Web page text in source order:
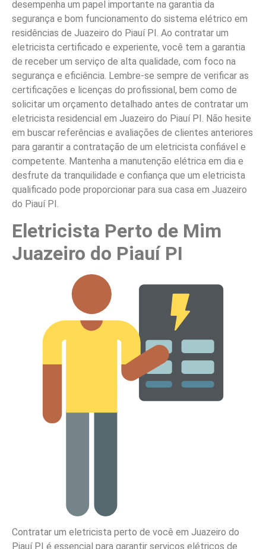
desempenha um papel importante na garantia da
segurança e bom funcionamento do sistema elétrico em
residências de Juazeiro do Piauí PI. Ao contratar um
eletricista certificado e experiente, você tem a garantia
de receber um serviço de alta qualidade, com foco na
segurança e eficiência. Lembre-se sempre de verificar as
certificações e licenças do profissional, bem como de
solicitar um orçamento detalhado antes de contratar um
eletricista residencial em Juazeiro do Piauí PI. Não hesite
em buscar referências e avaliações de clientes anteriores
para garantir a contratação de um eletricista confiável e
competente. Mantenha a manutenção elétrica em dia e
desfrute da tranquilidade e confiança que um eletricista
qualificado pode proporcionar para sua casa em Juazeiro
do Piauí PI.
Eletricista Perto de Mim
Juazeiro do Piauí PI
Contratar um eletricista perto de você em Juazeiro do
Piauí PI é essencial para garantir serviços elétricos de